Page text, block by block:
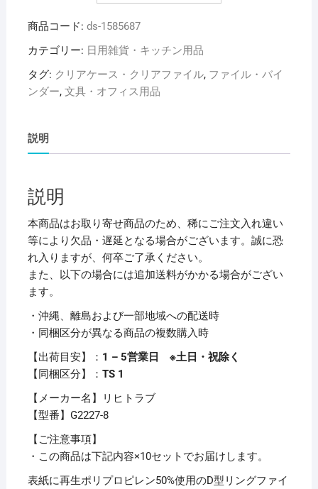
ト
ラ
リ
ク
ス
リ
ン
グ
イ
ル
B4
ヨ
コ
230
枚
収
容
商品コード: ds-1585687
カテゴリー: 日用雑貨・キッチン用品
タグ: クリアケース・クリアファイル, ファイル・バイ
ンダー, 文具・オフィス用品
説明
説明
本商品はお取り寄せ商品のため、稀にご注文入れ違い
等により欠品・遅延となる場合がございます。誠に恐
れ入りますが、何卒ご了承ください。
また、以下の場合には追加送料がかかる場合がござい
ます。
・沖縄、離島および一部地域への配送時
・同梱区分が異なる商品の複数購入時
【出荷目安】： 1 – 5営業日 ※土日・祝除く
【同梱区分】： TS 1
【メーカー名】リヒトラブ
【型番】G2227-8
【ご注意事項】
・この商品は下記内容×10セットでお届けします。
表紙に再生ポリプロピレン50%使用のD型リングファイ